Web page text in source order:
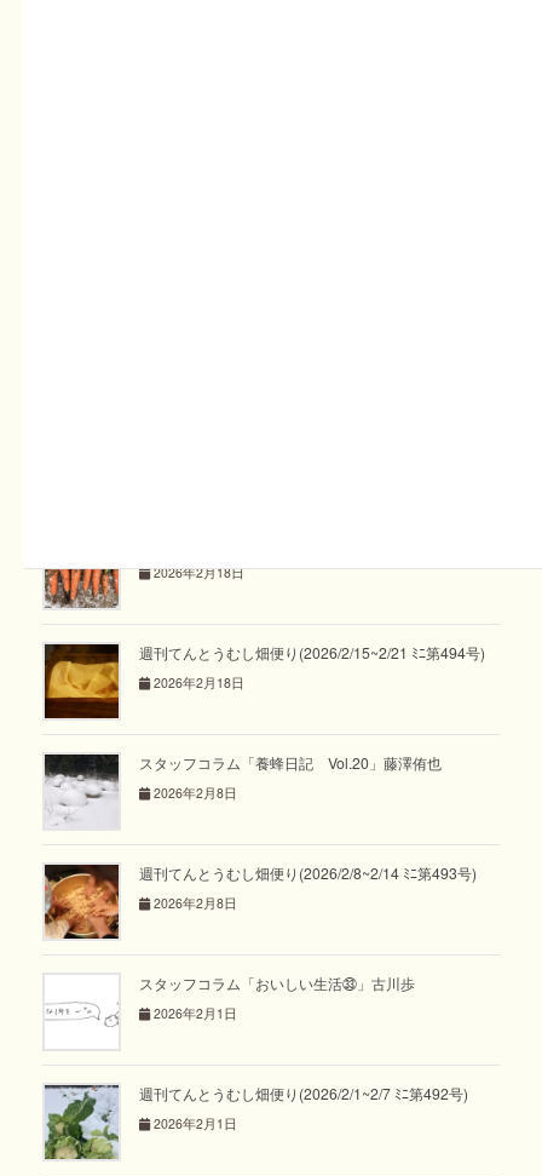
2026年2月18日
週刊てんとうむし畑便り(2026/2/15~2/21 ﾐﾆ第494号)
2026年2月18日
スタッフコラム「養蜂日記 Vol.20」藤澤侑也
2026年2月8日
週刊てんとうむし畑便り(2026/2/8~2/14 ﾐﾆ第493号)
2026年2月8日
スタッフコラム「おいしい生活㉝」古川歩
2026年2月1日
週刊てんとうむし畑便り(2026/2/1~2/7 ﾐﾆ第492号)
2026年2月1日